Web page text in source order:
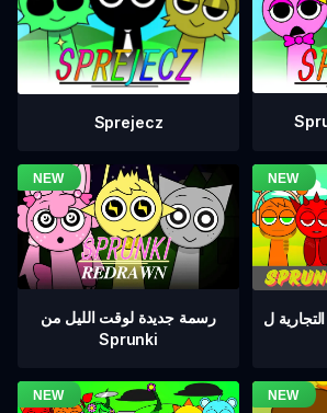
Sprejecz
رسمة جديدة لوقت الليل من
Sprunki